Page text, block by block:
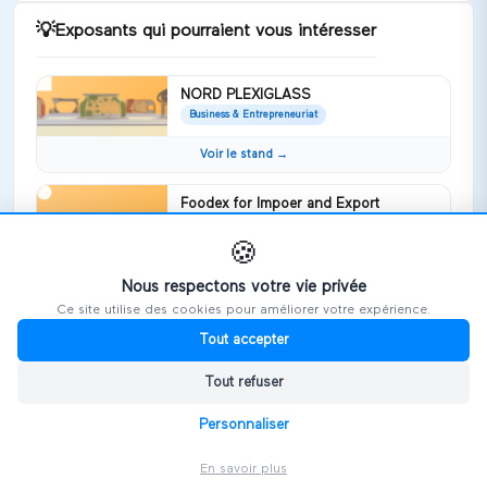
💡Exposants qui pourraient vous intéresser
NORD PLEXIGLASS
Business & Entrepreneuriat
Voir le stand →
Foodex for Impoer and Export
foodex company specialise in frozen
fruits and vegetables pdf
WEYB
Nous soutenons votre développement
🍪
Nous respectons votre vie privée
Ce site utilise des cookies pour améliorer votre expérience.
Tout accepter
Tout refuser
Personnaliser
En savoir plus